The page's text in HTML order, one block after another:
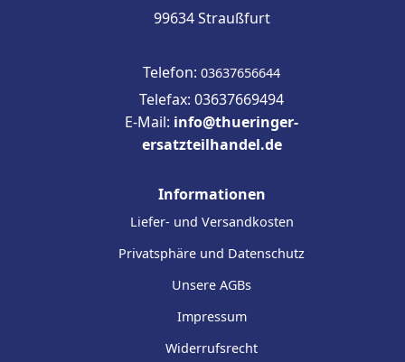
99634 Straußfurt
Telefon: 03637656644
Telefax: 03637669494
E-Mail: info@thueringer-
ersatzteilhandel.de
Informationen
Liefer- und Versandkosten
Privatsphäre und Datenschutz
Unsere AGBs
Impressum
Widerrufsrecht